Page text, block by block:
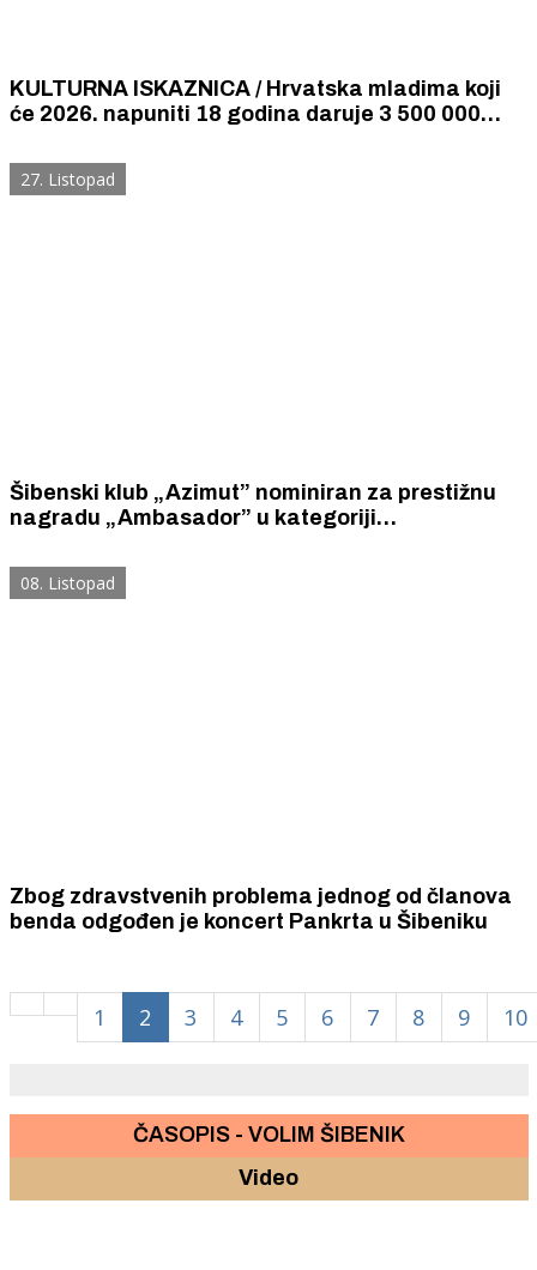
KULTURNA ISKAZNICA / Hrvatska mladima koji
će 2026. napuniti 18 godina daruje 3 500 000
kazalište, muzeje, koncerte, knjige...
27. Listopad
Šibenski klub „Azimut” nominiran za prestižnu
nagradu „Ambasador” u kategoriji
Mihovila u kategoriji “Event godine”.
08. Listopad
Zbog zdravstvenih problema jednog od članova
benda odgođen je koncert Pankrta u Šibeniku
1 2 3 4 5 6 7 8 9 10
ČASOPIS - VOLIM ŠIBENIK
Video